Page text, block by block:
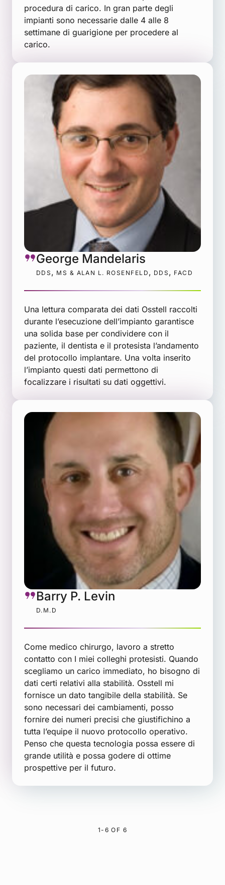
procedura di carico. In gran parte degli
impianti sono necessarie dalle 4 alle 8
settimane di guarigione per procedere al
carico.
George Mandelaris
DDS , MS & ALAN L. ROSENFELD , DDS , FACD
Una lettura comparata dei dati Osstell raccolti
durante l’esecuzione dell’impianto garantisce
una solida base per condividere con il
paziente, il dentista e il protesista l’andamento
del protocollo implantare. Una volta inserito
l’impianto questi dati permettono di
focalizzare i risultati su dati oggettivi.
Barry P. Levin
D.M.D
Come medico chirurgo, lavoro a stretto
contatto con I miei colleghi protesisti. Quando
scegliamo un carico immediato, ho bisogno di
dati certi relativi alla stabilità. Osstell mi
fornisce un dato tangibile della stabilità. Se
sono necessari dei cambiamenti, posso
fornire dei numeri precisi che giustifichino a
tutta l’equipe il nuovo protocollo operativo.
Penso che questa tecnologia possa essere di
grande utilità e possa godere di ottime
prospettive per il futuro.
1-6 OF 6